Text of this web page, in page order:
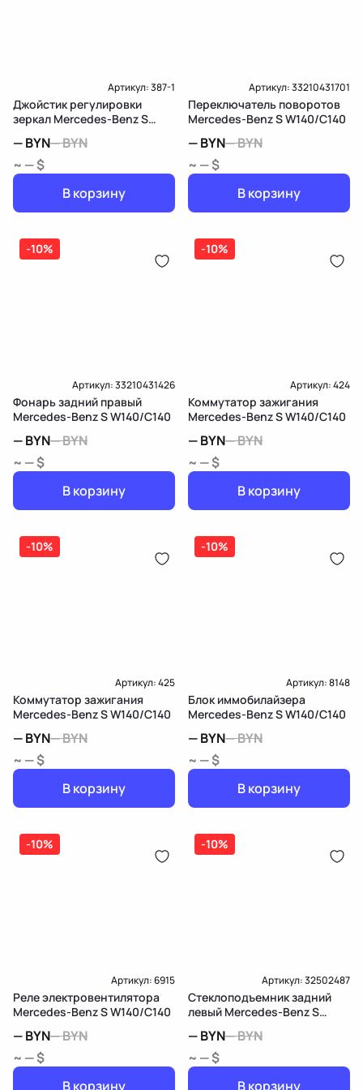
Артикул:387-1
Джойстик регулировки
зеркал Mercedes-Benz S
—BYN—BYN
~ — $
В корзину
Артикул:33210431701
Переключатель поворотов
Mercedes-Benz S W140/C140
—BYN—BYN
~ — $
В корзину
-10%
Артикул:33210431426
Фонарь задний правый
Mercedes-Benz S W140/C140
—BYN—BYN
~ — $
В корзину
-10%
Артикул:424
Коммутатор зажигания
Mercedes-Benz S W140/C140
—BYN—BYN
~ — $
В корзину
-10%
Артикул:425
Коммутатор зажигания
Mercedes-Benz S W140/C140
—BYN—BYN
~ — $
В корзину
-10%
Артикул:8148
Блок иммобилайзера
Mercedes-Benz S W140/C140
—BYN—BYN
~ — $
В корзину
-10%
Артикул:6915
Реле электровентилятора
Mercedes-Benz S W140/C140
—BYN—BYN
~ — $
В корзину
-10%
Артикул:32502487
Стеклоподъемник задний
левый Mercedes-Benz S
—BYN—BYN
~ — $
В корзину